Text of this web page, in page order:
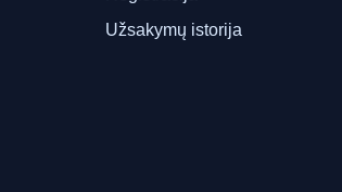
Užsakymų istorija